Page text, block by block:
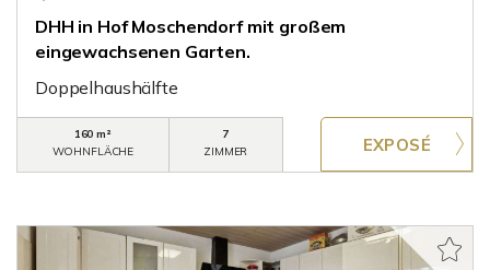
DHH in Hof Moschendorf mit großem
eingewachsenen Garten.
Doppelhaushälfte
160 m²
WOHNFLÄCHE
7
ZIMMER